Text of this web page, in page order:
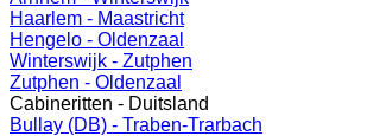
Haarlem - Maastricht
Hengelo - Oldenzaal
Winterswijk - Zutphen
Zutphen - Oldenzaal
Cabineritten - Duitsland
Bullay (DB) - Traben-Trarbach